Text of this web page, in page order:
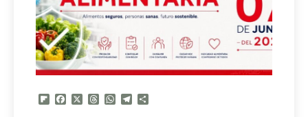
Flipboard
FacebookThreadsWhatsApp
Telegram